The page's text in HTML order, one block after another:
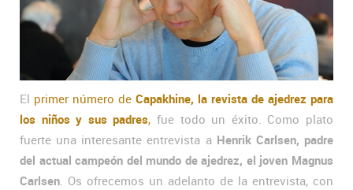
El primer número de Capakhine, la revista de ajedrez para
los niños y sus padres,fue todo un éxito. Como plato
fuerte una interesante entrevista a Henrik Carlsen, padre
del actual campeón del mundo de ajedrez, el joven Magnus
Carlsen. Os ofrecemos un adelanto de la entrevista, con